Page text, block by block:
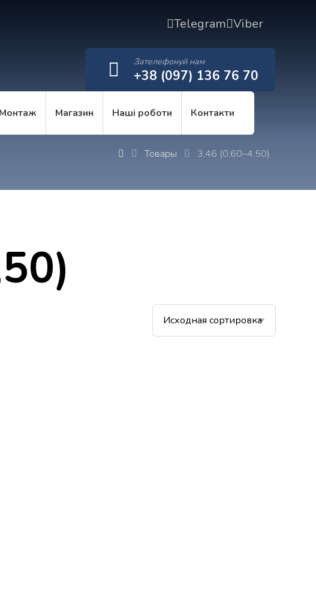
Telegram Viber
Зателефонуй нам
+38 (097) 136 76 70
Монтаж Магазин Наші роботи Контакти
Товары 3,46 (0,60–4,50)